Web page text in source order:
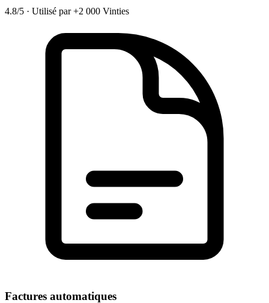
4.8/5 · Utilisé par +2 000 Vinties
Factures automatiques